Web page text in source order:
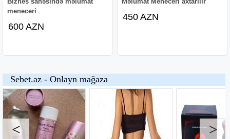
meneceri
600 AZN
450 AZN